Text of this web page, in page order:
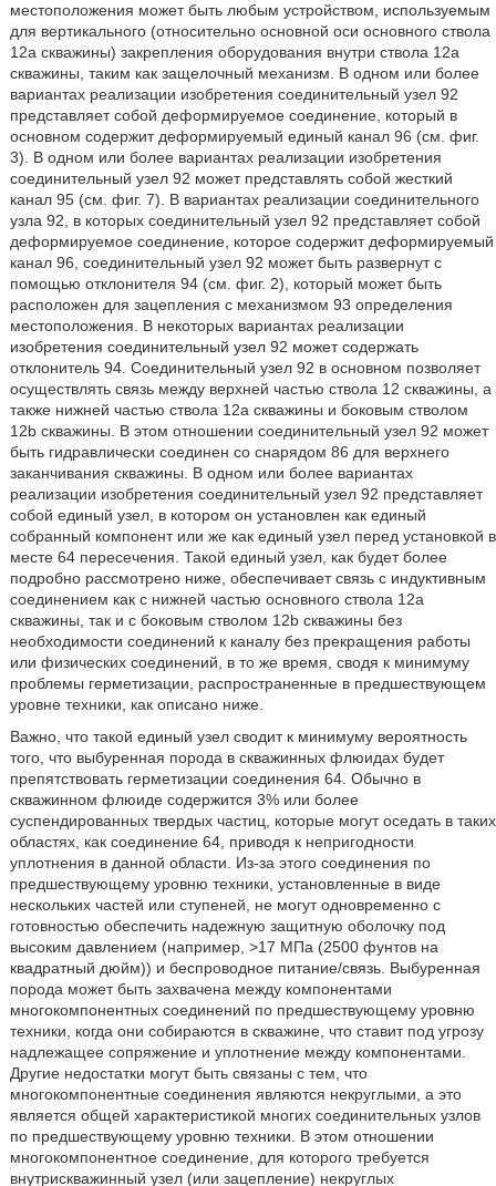
местоположения может быть любым устройством, используемым
для вертикального (относительно основной оси основного ствола
12а скважины) закрепления оборудования внутри ствола 12а
скважины, таким как защелочный механизм. В одном или более
вариантах реализации изобретения соединительный узел 92
представляет собой деформируемое соединение, который в
основном содержит деформируемый единый канал 96 (см. фиг.
3). В одном или более вариантах реализации изобретения
соединительный узел 92 может представлять собой жесткий
канал 95 (см. фиг. 7). В вариантах реализации соединительного
узла 92, в которых соединительный узел 92 представляет собой
деформируемое соединение, которое содержит деформируемый
канал 96, соединительный узел 92 может быть развернут с
помощью отклонителя 94 (см. фиг. 2), который может быть
расположен для зацепления с механизмом 93 определения
местоположения. В некоторых вариантах реализации
изобретения соединительный узел 92 может содержать
отклонитель 94. Соединительный узел 92 в основном позволяет
осуществлять связь между верхней частью ствола 12 скважины, а
также нижней частью ствола 12а скважины и боковым стволом
12b скважины. В этом отношении соединительный узел 92 может
быть гидравлически соединен со снарядом 86 для верхнего
заканчивания скважины. В одном или более вариантах
реализации изобретения соединительный узел 92 представляет
собой единый узел, в котором он установлен как единый
собранный компонент или же как единый узел перед установкой в
месте 64 пересечения. Такой единый узел, как будет более
подробно рассмотрено ниже, обеспечивает связь с индуктивным
соединением как с нижней частью основного ствола 12а
скважины, так и с боковым стволом 12b скважины без
необходимости соединений к каналу без прекращения работы
или физических соединений, в то же время, сводя к минимуму
проблемы герметизации, распространенные в предшествующем
уровне техники, как описано ниже.
Важно, что такой единый узел сводит к минимуму вероятность
того, что выбуренная порода в скважинных флюидах будет
препятствовать герметизации соединения 64. Обычно в
скважинном флюиде содержится 3% или более
суспендированных твердых частиц, которые могут оседать в таких
областях, как соединение 64, приводя к непригодности
уплотнения в данной области. Из-за этого соединения по
предшествующему уровню техники, установленные в виде
нескольких частей или ступеней, не могут одновременно с
готовностью обеспечить надежную защитную оболочку под
высоким давлением (например, >17 МПа (2500 фунтов на
квадратный дюйм)) и беспроводное питание/связь. Выбуренная
порода может быть захвачена между компонентами
многокомпонентных соединений по предшествующему уровню
техники, когда они собираются в скважине, что ставит под угрозу
надлежащее сопряжение и уплотнение между компонентами.
Другие недостатки могут быть связаны с тем, что
многокомпонентные соединения являются некруглыми, а это
является общей характеристикой многих соединительных узлов
по предшествующему уровню техники. В этом отношении
многокомпонентное соединение, для которого требуется
внутрискважинный узел (или зацепление) некруглых